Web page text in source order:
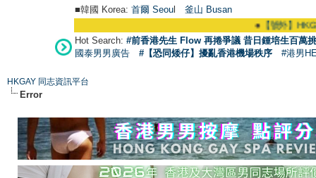
■韓國 Korea: 首爾 Seoul 釜山 Busan
【號外】
Hot Search: #前香港先生 Flow 再捲爭議 昔日鍾培生百萬
國泰男男廣告
#【恐同矮仔】擾亂香港機場秩序 #港男
HKGAY 同志資訊平台
Error